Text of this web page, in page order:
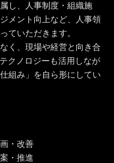
し、人事制度・組織施
メント向上など、人事領
ていただきます。
く、現場や経営と向き合
クノロジーも活用しなが
組み」を自ら形にしてい
・改善
・推進